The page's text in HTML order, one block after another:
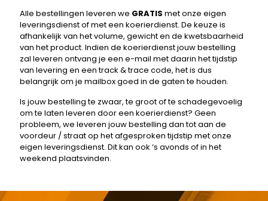
Alle bestellingen leveren we GRATIS met onze eigen
leveringsdienst of met een koerierdienst. De keuze is
afhankelijk van het volume, gewicht en de kwetsbaarheid
van het product. Indien de koerierdienst jouw bestelling
zal leveren ontvang je een e-mail met daarin het tijdstip
van levering en een track & trace code, het is dus
belangrijk om je mailbox goed in de gaten te houden.
Is jouw bestelling te zwaar, te groot of te schadegevoelig
om te laten leveren door een koerierdienst? Geen
probleem, we leveren jouw bestelling dan tot aan de
voordeur / straat op het afgesproken tijdstip met onze
eigen leveringsdienst. Dit kan ook ‘s avonds of in het
weekend plaatsvinden.